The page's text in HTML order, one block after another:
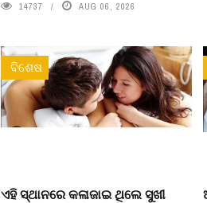
14737 AUG 06, 2026
ବିଶେଷ
ଏହି ସ୍ଥାନରେ କଳାଜାଇ ଥିଲେ ସୁଖୀ